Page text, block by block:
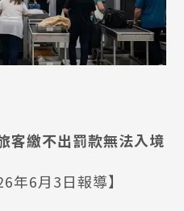
客繳不出罰款無法入境
年6月3日報導】